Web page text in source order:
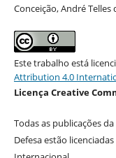
Conceição, André Telles
Este trabalho está
Attribution 4.0
Licença Creative
Todas as publicações
Defesa estão